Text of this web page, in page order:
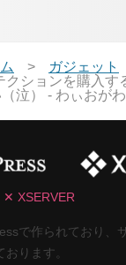
ガジェット
クションを購入す
泣） - わぃおがわ
✕ XSERVER
で作られており、
ります。